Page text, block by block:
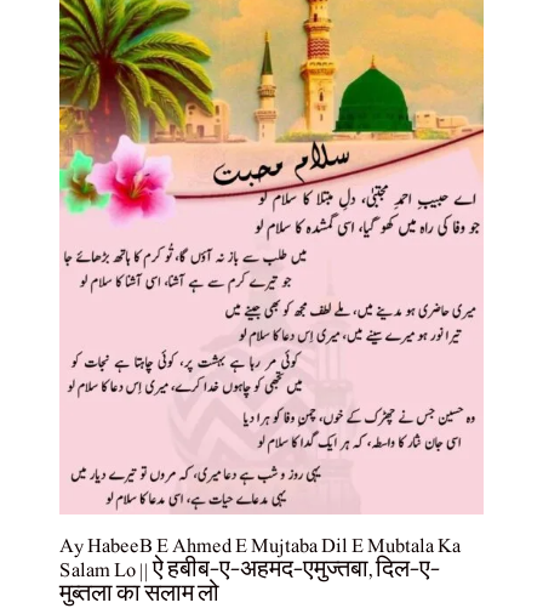
Ay HabeeB E Ahmed E Mujtaba Dil E Mubtala Ka
Salam Lo || ऐ हबीब-ए-अहमद-एमुज्तबा, दिल-ए-
मुब्तला का सलाम लो